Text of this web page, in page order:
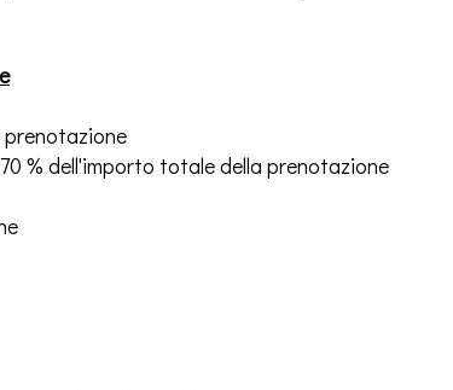
% dell'importo totale della prenotazione